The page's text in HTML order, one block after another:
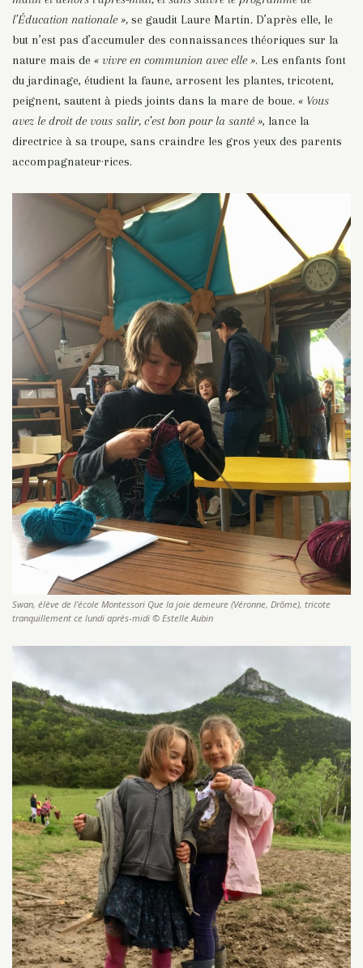
l’Éducation nationale », se gaudit Laure Martin. D’après elle, le
but n’est pas d’accumuler des connaissances théoriques sur la
nature mais de « vivre en communion avec elle ». Les enfants font
du jardinage, étudient la faune, arrosent les plantes, tricotent,
peignent, sautent à pieds joints dans la mare de boue. « Vous
avez le droit de vous salir, c’est bon pour la santé », lance la
directrice à sa troupe, sans craindre les gros yeux des parents
accompagnateur·rices.
Swan, élève de l’école Montessori Que la joie demeure (Véronne, Drôme), tricote
tranquillement ce lundi après-midi © Estelle Aubin